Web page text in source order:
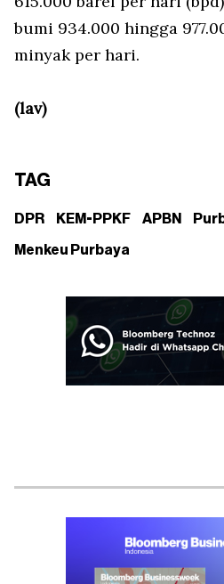
bumi 934.000 hingga
minyak per hari.
(lav)
TAG
DPR KEM-PPKF APBN
Menkeu Purbaya